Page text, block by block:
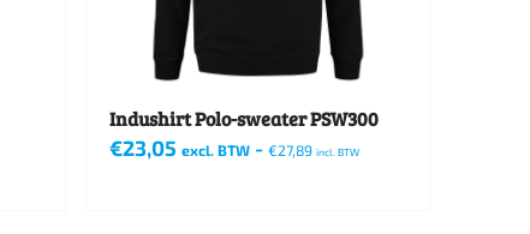
Indushirt Polo-sweater PSW300
€23,05 excl. BTW -€27,89 incl. BTW